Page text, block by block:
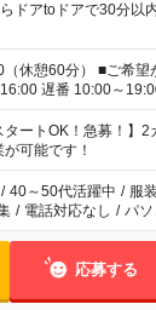
ドアtoドアで30分以
望があれば下記シフトもOK！
遅番 10:00～19:00
せたい」 「余裕を持
業はしたくない」 な
のお仕事の勤務時間
ません。
タートOK！急募！
可能です！
/ 40～50代活躍中 / 服
/ 電話対応なし / パ
応募する